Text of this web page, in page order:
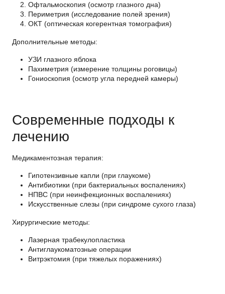
Офтальмоскопия (осмотр глазного дна)
Периметрия (исследование полей зрения)
ОКТ (оптическая когерентная томография)
Дополнительные методы:
УЗИ глазного яблока
Пахиметрия (измерение толщины роговицы)
Гониоскопия (осмотр угла передней камеры)
Современные подходы к
лечению
Медикаментозная терапия:
Гипотензивные капли (при глаукоме)
Антибиотики (при бактериальных воспалениях)
НПВС (при неинфекционных воспалениях)
Искусственные слезы (при синдроме сухого глаза)
Хирургические методы:
Лазерная трабекулопластика
Антиглаукоматозные операции
Витрэктомия (при тяжелых поражениях)